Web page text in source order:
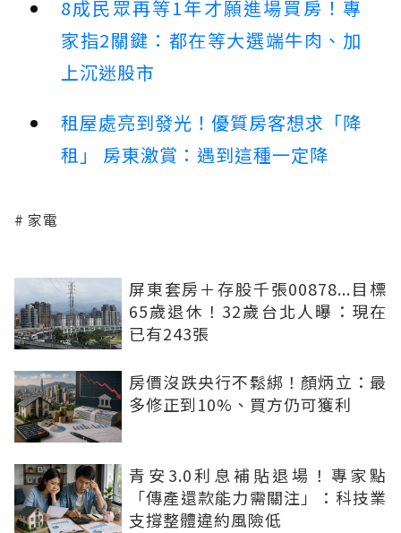
8成民眾再等1年才願進場買房！專
家指2關鍵：都在等大選端牛肉、加
上沉迷股市
租屋處亮到發光！優質房客想求「降
租」 房東激賞：遇到這種一定降
家電
屏東套房＋存股千張00878...目標
65歲退休！32歲台北人曝：現在
已有243張
房價沒跌央行不鬆綁！顏炳立：最
多修正到10%、買方仍可獲利
青安3.0利息補貼退場！專家點
「傳產還款能力需關注」：科技業
支撐整體違約風險低